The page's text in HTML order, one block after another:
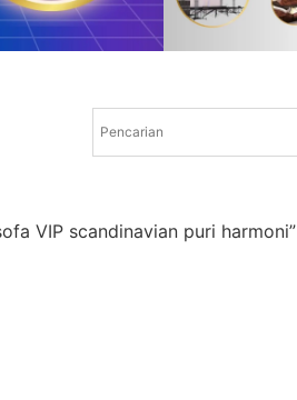
VIP scandinavian puri harmoni”